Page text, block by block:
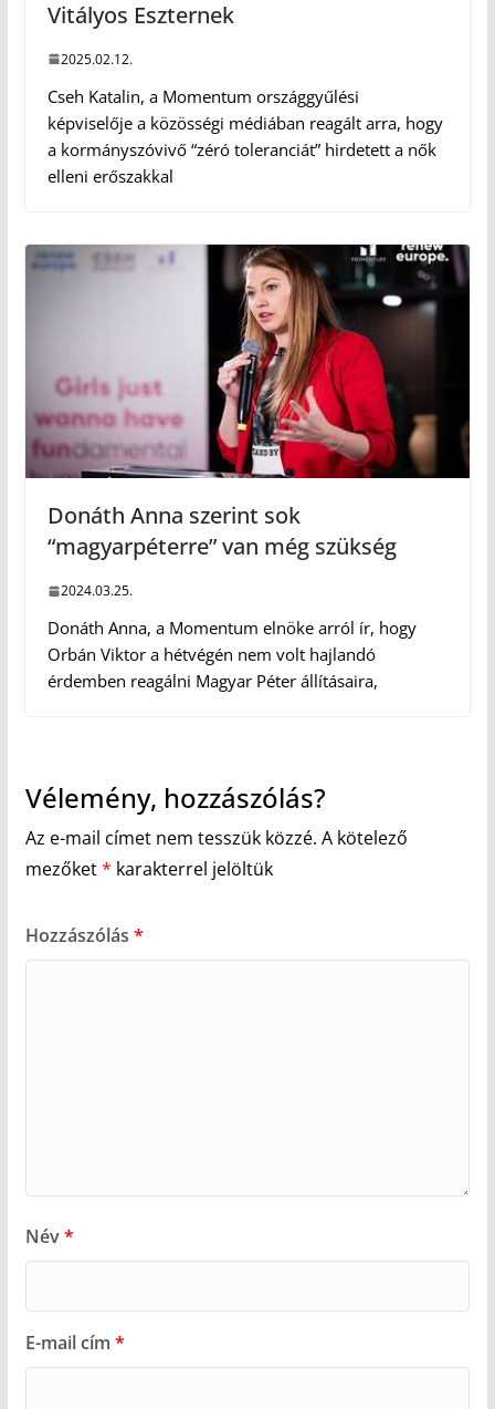
Vitályos Eszternek
2025.02.12.
Cseh Katalin, a Momentum országgyűlési
képviselője a közösségi médiában reagált arra, hogy
a kormányszóvivő “zéró toleranciát” hirdetett a nők
elleni erőszakkal
Donáth Anna szerint sok
“magyarpéterre” van még szükség
2024.03.25.
Donáth Anna, a Momentum elnöke arról ír, hogy
Orbán Viktor a hétvégén nem volt hajlandó
érdemben reagálni Magyar Péter állításaira,
Vélemény, hozzászólás?
Az e-mail címet nem tesszük közzé. A kötelező
mezőket* karakterrel jelöltük
Hozzászólás *
Név*
E-mail cím *